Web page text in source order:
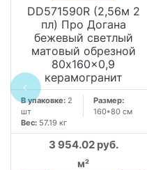
DD571590R (2,56м 2
пл) Про Догана
бежевый светлый
матовый обрезной
80x160x0,9
керамогранит
В упаковке: 2
шт
Размер:
160*80 см
Вес: 57.19 кг
3 954.02 руб.
м²